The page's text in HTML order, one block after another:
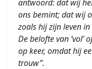
antwoord: dat wij
ons bemint; dat wij
zoals hij zijn leven
De belofte van ‘vol’
op keer, omdat hij
trouw”.